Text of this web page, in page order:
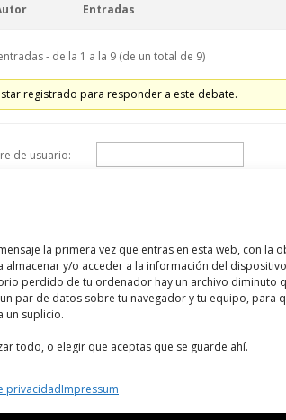
la primera vez que entras en esta web, con la
almacenar y/o acceder a la información del
perdido de tu ordenador hay un archivo diminuto
par de datos sobre tu navegador y tu equipo, para
un suplicio.
todo, o elegir que aceptas que se guarde ahí.
privacidadImpressum
Entradas
- de la 1 a la 9 (de un total de 9)
registrado para responder a este debate.
de usuario: